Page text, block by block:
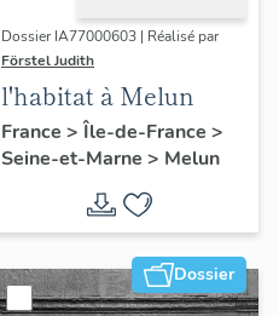
Dossier IA77000603 | Réalisé par
Förstel Judith
l'habitat à Melun
France > Île-de-France >
Seine-et-Marne > Melun
Dossier